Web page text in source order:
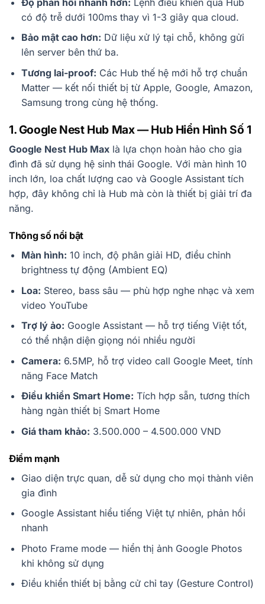
có độ trễ dưới 100ms thay vì 1-3 giây qua cloud.
Bảo mật cao hơn: Dữ liệu xử lý tại chỗ, không gửi
lên server bên thứ ba.
Tương lai-proof: Các Hub thế hệ mới hỗ trợ chuẩn
Matter — kết nối thiết bị từ Apple, Google, Amazon,
Samsung trong cùng hệ thống.
1. Google Nest Hub Max — Hub Hiển Hình Số 1
Google Nest Hub Max là lựa chọn hoàn hảo cho gia
đình đã sử dụng hệ sinh thái Google. Với màn hình 10
inch lớn, loa chất lượng cao và Google Assistant tích
hợp, đây không chỉ là Hub mà còn là thiết bị giải trí đa
năng.
Thông số nổi bật
Màn hình: 10 inch, độ phân giải HD, điều chỉnh
brightness tự động (Ambient EQ)
Loa: Stereo, bass sâu — phù hợp nghe nhạc và xem
video YouTube
Trợ lý ảo: Google Assistant — hỗ trợ tiếng Việt tốt,
có thể nhận diện giọng nói nhiều người
Camera: 6.5MP, hỗ trợ video call Google Meet, tính
năng Face Match
Điều khiển Smart Home: Tích hợp sẵn, tương thích
hàng ngàn thiết bị Smart Home
Giá tham khảo: 3.500.000 – 4.500.000 VND
Điểm mạnh
Giao diện trực quan, dễ sử dụng cho mọi thành viên
gia đình
Google Assistant hiểu tiếng Việt tự nhiên, phản hồi
nhanh
Photo Frame mode — hiển thị ảnh Google Photos
khi không sử dụng
Điều khiển thiết bị bằng cử chỉ tay (Gesture Control)